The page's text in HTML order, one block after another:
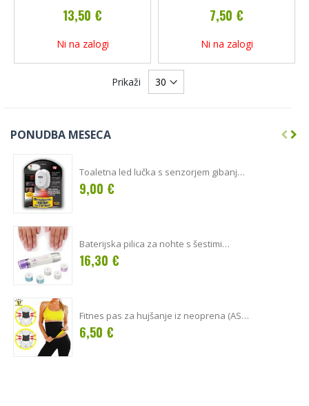
13,50 €
Ni na zalogi
7,50 €
Ni na zalogi
Prikaži
PONUDBA MESECA
Toaletna led lučka s senzorjem gibanja-
BB-226
9,00 €
Baterijska pilica za nohte s šestimi
nastavki
16,30 €
Fitnes pas za hujšanje iz neoprena (AS-
6108)
6,50 €